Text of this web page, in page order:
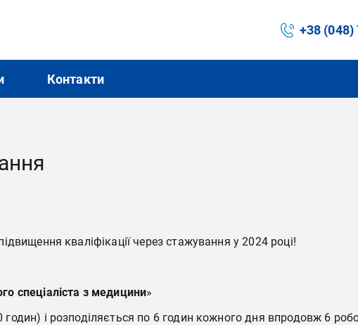
+38
Контакти
кваліфікації через стажування у 2024 році!
спеціаліста з медицини»
і розподіляється по 6 годин кожного дня впродовж 6